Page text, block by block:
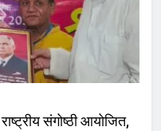
संगोष्ठी आयोजित,
पुलिस: पीड़िता को
रूपये